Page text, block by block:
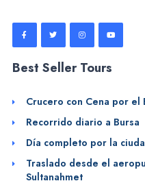
Best Seller Tours
Crucero con Cena por el
Recorrido diario a Bursa
Día completo por la
Traslado desde el
Sultanahmet